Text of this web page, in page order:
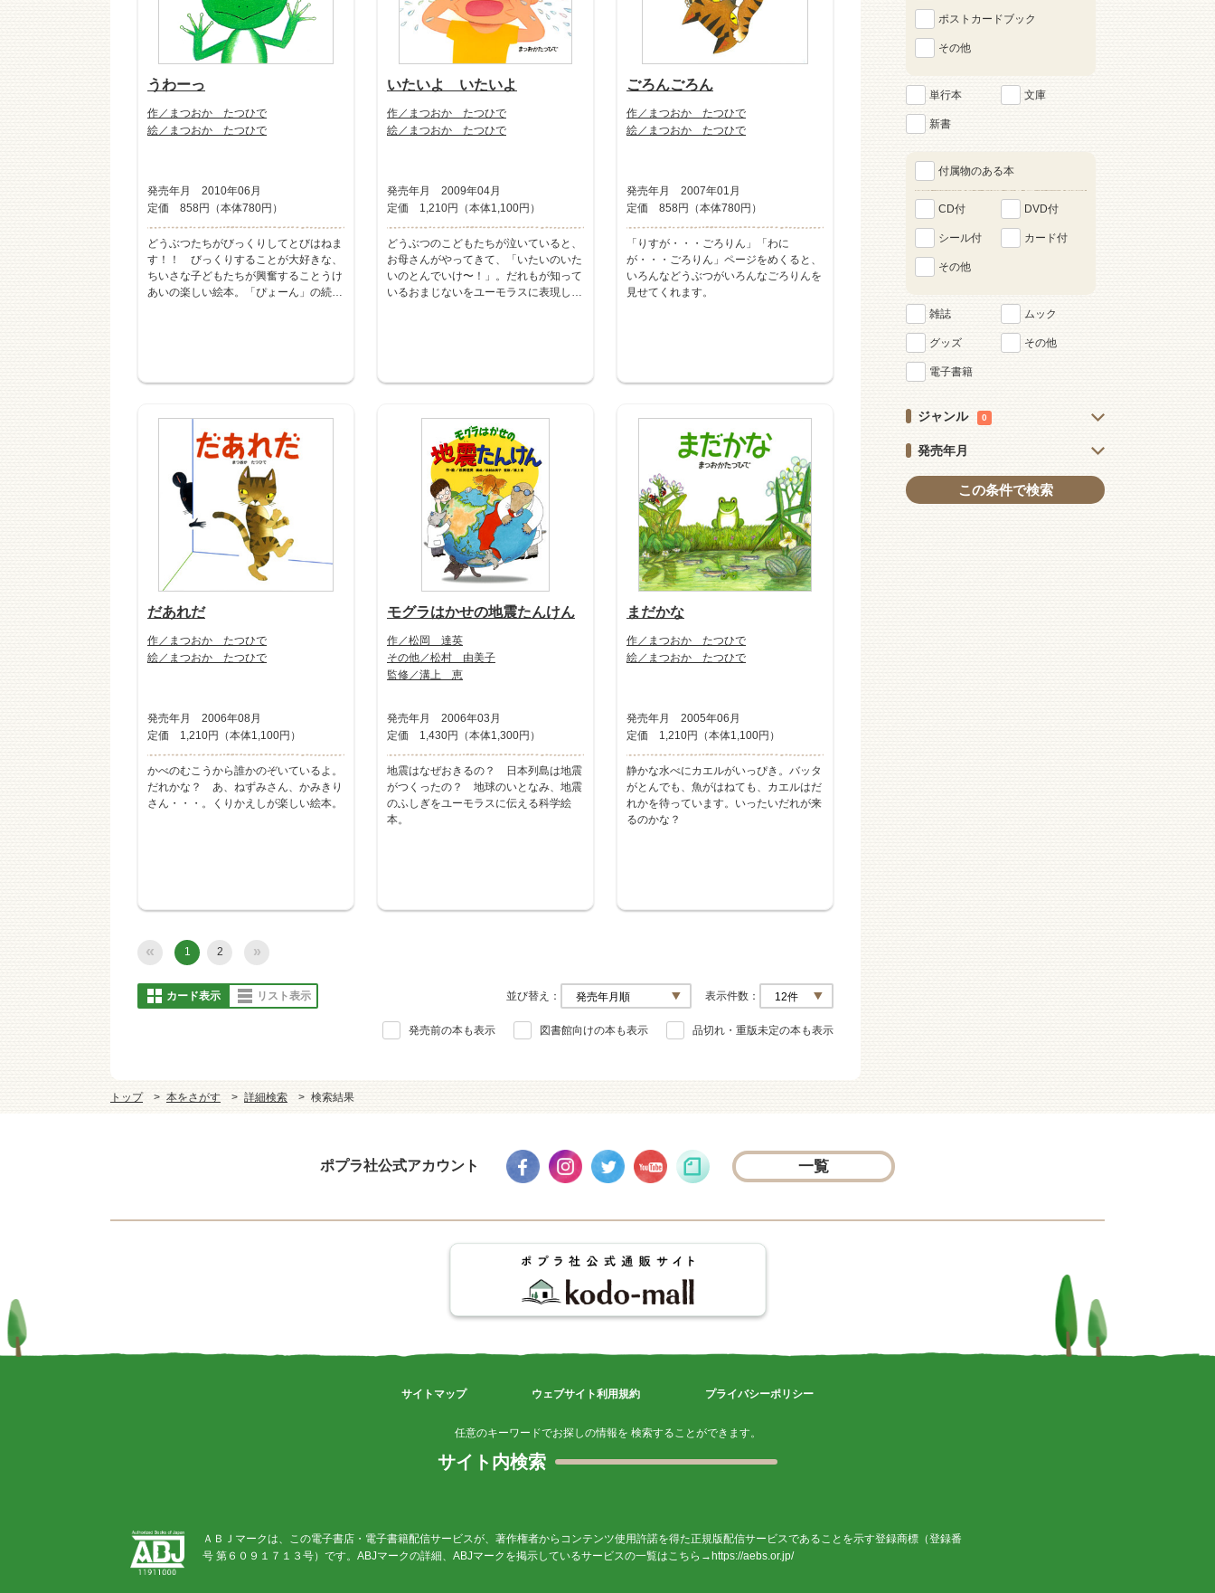
うわーっ
作／まつおか たつひで
絵／まつおか たつひで
発売年月 2010年06月
定価 858円（本体780円）
どうぶつたちがびっくりしてとびはねま
す！！ びっくりすることが大好きな、
ちいさな子どもたちが興奮することうけ
あいの楽しい絵本。「ぴょーん」の続
いたいよ いたいよ
作／まつおか たつひで
絵／まつおか たつひで
発売年月 2009年04月
定価 1,210円（本体1,100円）
どうぶつのこどもたちが泣いていると、
お母さんがやってきて、「いたいのいた
いのとんでいけ〜！」。だれもが知って
いるおまじないをユーモラスに表現した
ごろんごろん
作／まつおか たつひで
絵／まつおか たつひで
発売年月 2007年01月
定価 858円（本体780円）
「りすが・・・ごろりん」「わに
が・・・ごろりん」ページをめくると、
いろんなどうぶつがいろんなごろりんを
見せてくれます。
だあれだ
作／まつおか たつひで
絵／まつおか たつひで
発売年月 2006年08月
定価 1,210円（本体1,100円）
かべのむこうから誰かのぞいているよ。
だれかな？ あ、ねずみさん、かみきり
さん・・・。くりかえしが楽しい絵本。
モグラはかせの地震たんけん
作／松岡 達英
その他／松村 由美子
監修／溝上 恵
発売年月 2006年03月
定価 1,430円（本体1,300円）
地震はなぜおきるの？ 日本列島は地震
がつくったの？ 地球のいとなみ、地震
のふしぎをユーモラスに伝える科学絵
本。
まだかな
作／まつおか たつひで
絵／まつおか たつひで
発売年月 2005年06月
定価 1,210円（本体1,100円）
静かな水べにカエルがいっぴき。バッタ
がとんでも、魚がはねても、カエルはだ
れかを待っています。いったいだれが来
るのかな？
« 1 2 »
カード表示 リスト表示 並び替え 表示件数
品切れ・重版未定の本も表示
図書館向けの本も表示
発売前の本も表示
ポストカードブック
その他
単行本 文庫
新書
付属物のある本
CD付 DVD付
シール付 カード付
その他
雑誌 ムック
グッズ その他
電子書籍
ジャンル 0
発売年月
この条件で検索
トップ 本をさがす 詳細検索 検索結果
ポプラ社公式アカウント 一覧
サイトマップ ウェブサイト利用規約 プライバシーポリシー
任意のキーワードでお探しの情報を 検索することができます。
サイト内検索
ＡＢＪマークは、この電子書店・電子書籍配信サービスが、著作権者からコンテンツ使用許諾を得た正規版配信サービスであることを示す登録商標（登録番
号 第６０９１７１３号）です。ABJマークの詳細、ABJマークを掲示しているサービスの一覧はこちら→ https://aebs.or.jp/